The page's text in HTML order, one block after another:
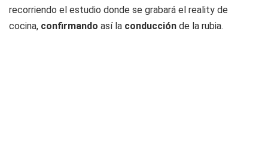
recorriendo el estudio donde se grabará el reality de
cocina, confirmando así la conducción de la rubia.